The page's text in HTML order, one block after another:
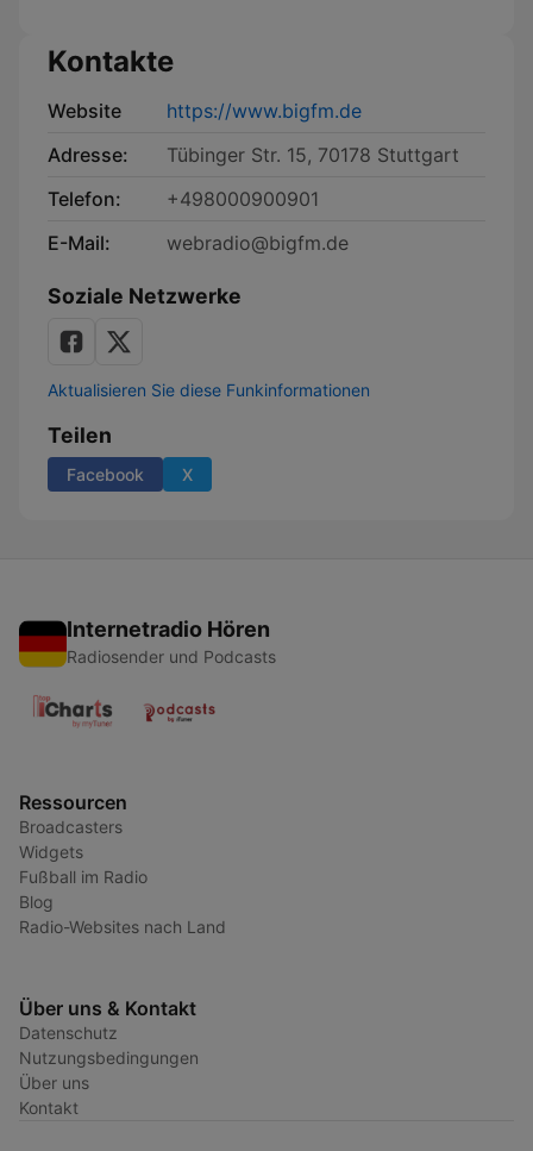
Kontakte
Website
https://www.bigfm.de
Adresse:
Tübinger Str. 15, 70178 Stuttgart
Telefon:
+498000900901
E-Mail:
webradio@bigfm.de
Soziale Netzwerke
Aktualisieren Sie diese Funkinformationen
Teilen
Facebook X
Internetradio Hören
Radiosender und Podcasts
Ressourcen
Broadcasters
Widgets
Fußball im Radio
Blog
Radio-Websites nach Land
Über uns & Kontakt
Datenschutz
Nutzungsbedingungen
Über uns
Kontakt